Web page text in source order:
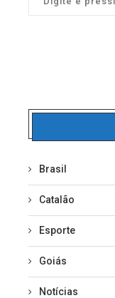
Brasil
Catalão
Esporte
Goiás
Notícias